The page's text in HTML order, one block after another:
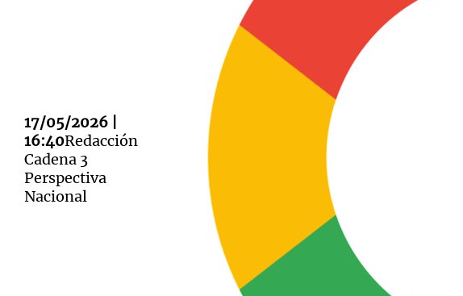
17/05/2026 |
16:40Redacción
Cadena 3
Perspectiva
Nacional
Notas
Editorial
Notas
Mundial 2026 La Sole en Cadena 3